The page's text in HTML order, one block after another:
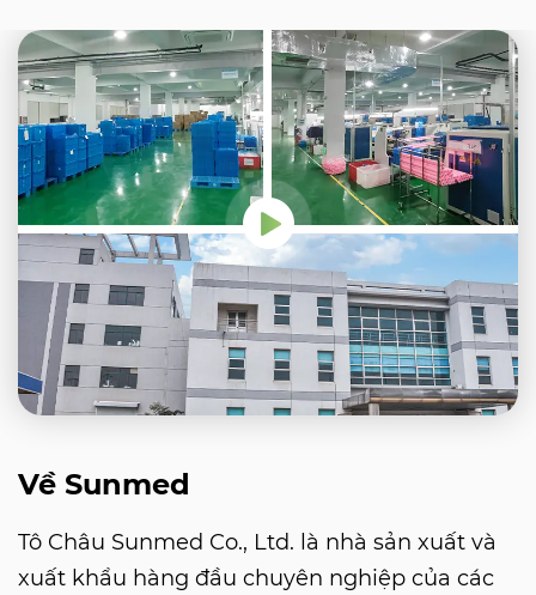
Về Sunmed
Tô Châu Sunmed Co., Ltd. là nhà sản xuất và
xuất khẩu hàng đầu chuyên nghiệp của các